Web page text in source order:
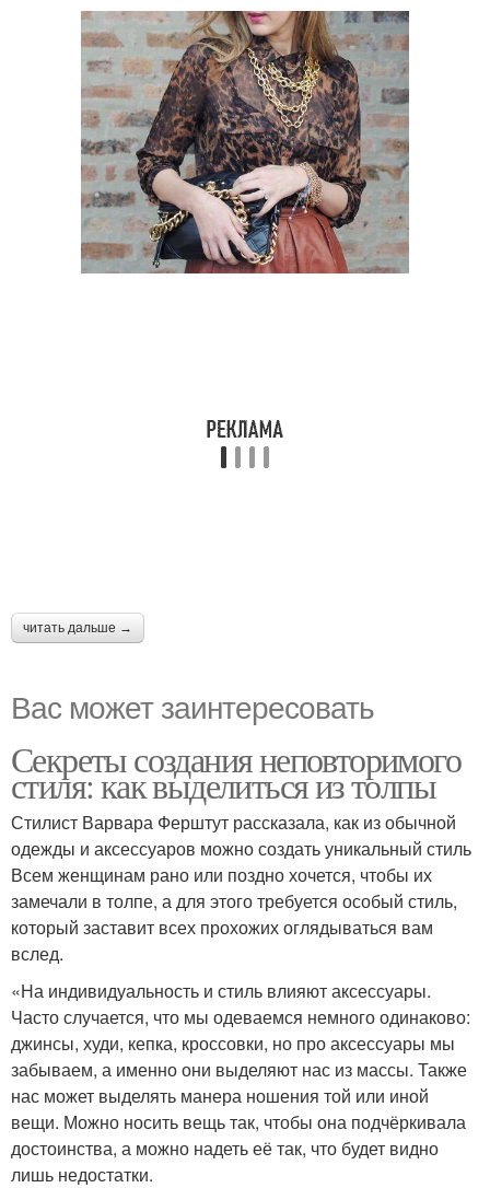
читать дальше →
Вас может заинтересовать
Секреты создания неповторимого
стиля: как выделиться из толпы
Стилист Варвара Ферштут рассказала, как из обычной
одежды и аксессуаров можно создать уникальный стиль
Всем женщинам рано или поздно хочется, чтобы их
замечали в толпе, а для этого требуется особый стиль,
который заставит всех прохожих оглядываться вам
вслед.
«На индивидуальность и стиль влияют аксессуары.
Часто случается, что мы одеваемся немного одинаково:
джинсы, худи, кепка, кроссовки, но про аксессуары мы
забываем, а именно они выделяют нас из массы. Также
нас может выделять манера ношения той или иной
вещи. Можно носить вещь так, чтобы она подчёркивала
достоинства, а можно надеть её так, что будет видно
лишь недостатки.